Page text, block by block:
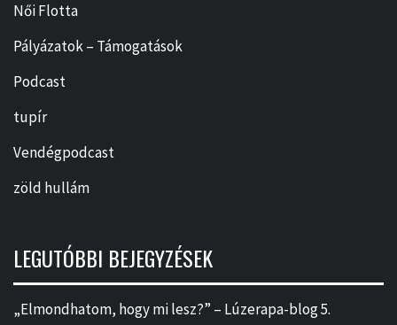
Női Flotta
Pályázatok – Támogatások
Podcast
tupír
Vendégpodcast
zöld hullám
LEGUTÓBBI BEJEGYZÉSEK
„Elmondhatom, hogy mi lesz?” – Lúzerapa-blog 5.